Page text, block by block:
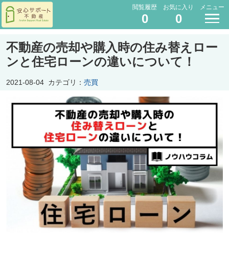
閲覧履歴
0
お気に入り
0
メニュー
不動産の売却や購入時の住み替えロー
ンと住宅ローンの違いについて！
2021-08-04 カテゴリ： 売買